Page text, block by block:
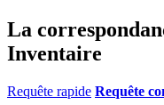
La
Inventaire
Requête rapide Requête